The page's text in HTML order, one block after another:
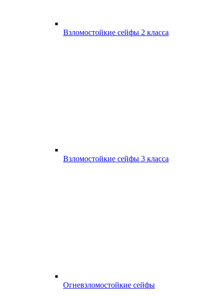
Взломостойкие сейфы 2 класса
Взломостойкие сейфы 3 класса
Огневзломостойкие сейфы